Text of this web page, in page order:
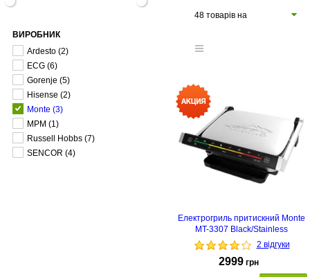
ВИРОБНИК
Ardesto (2)
ECG (6)
Gorenje (5)
Hisense (2)
Monte (3)
MPM (1)
Russell Hobbs (7)
SENCOR (4)
48 товарів на
Електрогриль притискний Monte
MT-3307 Black/Stainless
2 відгуки
2999 грн